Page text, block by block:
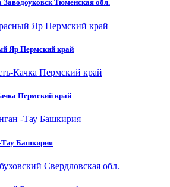
Заводоуковск Тюменская обл.
Яр Пермский край
Пермский край
Тау Башкирия